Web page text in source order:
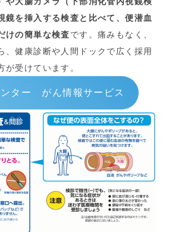
鏡を挿入する検査と比べて、便潜血
けの簡単な検査です。痛みもなく、
、健康診断や人間ドックで広く採用
が受けています。
ター がん情報サービス